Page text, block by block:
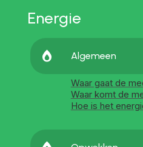
Energie
 Algemeen
Waar gaat de
Waar komt de
Hoe is het